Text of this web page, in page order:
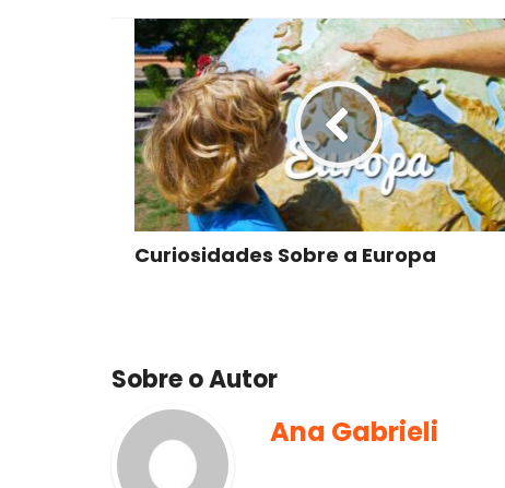
Curiosidades Sobre a Europa
Sobre o Autor
Ana Gabrieli